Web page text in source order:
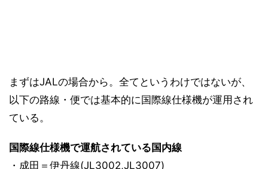
まずはJALの場合から。全てというわけではないが、
以下の路線・便では基本的に国際線仕様機が運用され
ている。
国際線仕様機で運航されている国内線
・成田＝伊丹線(JL3002,JL3007)